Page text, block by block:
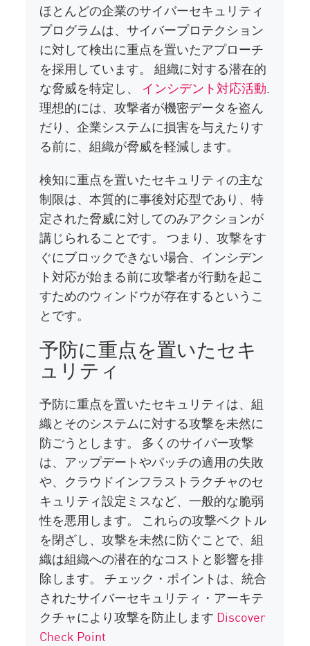
ほとんどの企業のサイバーセキュリティ
プログラムは、サイバープロテクション
に対して検出に重点を置いたアプローチ
を採用しています。 組織に対する潜在的
な脅威を特定し、 インシデント対応活動.
理想的には、攻撃者が機密データを盗ん
だり、企業システムに損害を与えたりす
る前に、組織が脅威を軽減します。
検知に重点を置いたセキュリティの主な
制限は、本質的に事後対応型であり、特
定された脅威に対してのみアクションが
講じられることです。 つまり、攻撃をす
ぐにブロックできない場合、インシデン
ト対応が始まる前に攻撃者が行動を起こ
すためのウィンドウが存在するというこ
とです。
予防に重点を置いたセキ
ュリティ
予防に重点を置いたセキュリティは、組
織とそのシステムに対する攻撃を未然に
防ごうとします。 多くのサイバー攻撃
は、アップデートやパッチの適用の失敗
や、クラウドインフラストラクチャのセ
キュリティ設定ミスなど、一般的な脆弱
性を悪用します。 これらの攻撃ベクトル
を閉ざし、攻撃を未然に防ぐことで、組
織は組織への潜在的なコストと影響を排
除します。 チェック・ポイントは、統合
されたサイバーセキュリティ・アーキテ
クチャにより攻撃を防止します Discover
Check Point